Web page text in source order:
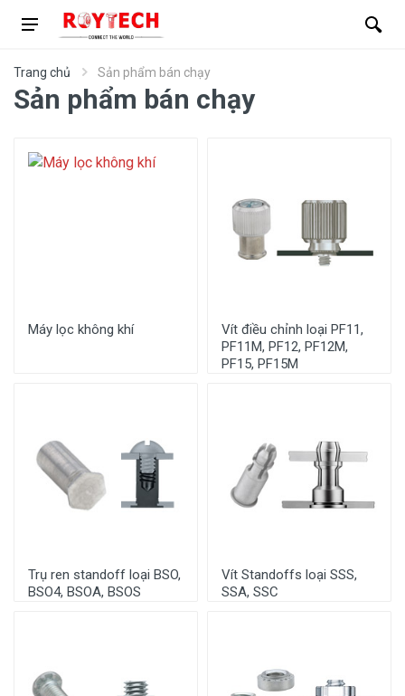
Trang chủ Sản phẩm bán chạy
Sản phẩm bán chạy
Máy lọc không khí
Vít điều chỉnh loại PF11,
PF11M, PF12, PF12M,
PF15, PF15M
Trụ ren standoff loại BSO,
BSO4, BSOA, BSOS
Vít Standoffs loại SSS,
SSA, SSC